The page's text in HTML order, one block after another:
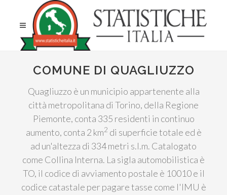
COMUNE DI QUAGLIUZZO
Quagliuzzo è un municipio appartenente alla
città metropolitana di Torino, della Regione
Piemonte, conta 335 residenti in continuo
aumento, conta 2 km2 di superficie totale ed è
ad un'altezza di 334 metri s.l.m. Catalogato
come Collina Interna. La sigla automobilistica è
TO, il codice di avviamento postale è 10010 e il
codice catastale per pagare tasse come l'IMU è